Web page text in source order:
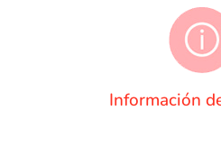
Información